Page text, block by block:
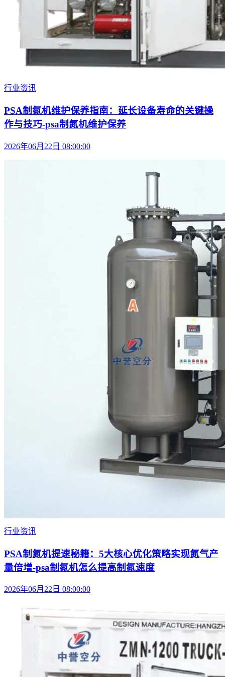
行业资讯
PSA制氮机维护保养指南：延长设备寿命的关键操
作与技巧-psa制氮机维护保养
2026年06月22日 08:00:00
行业资讯
PSA制氮机提速秘籍：5大核心优化策略实现氮气产
量倍增-psa制氮机怎么提高制氮速度
2026年06月22日 08:00:00